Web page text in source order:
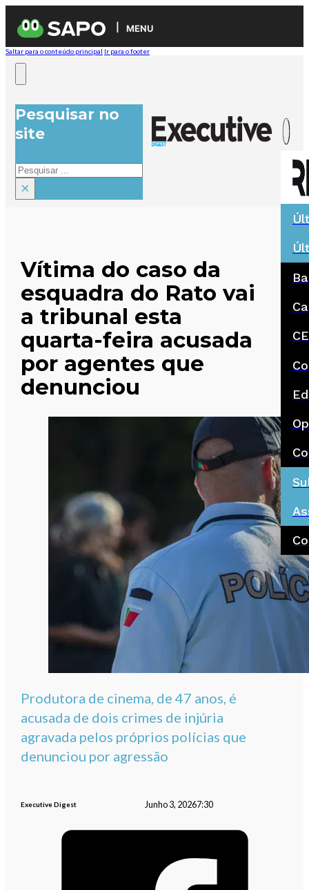
MENU
Saltar para o conteúdo principal Ir para o footer
Pesquisar no
site
Pesquisar
×
Vítima do caso da
esquadra do Rato vai
a tribunal esta
quarta-feira acusada
por agentes que
denunciou
Produtora de cinema, de 47 anos, é
acusada de dois crimes de injúria
agravada pelos próprios polícias que
denunciou por agressão
Executive Digest Junho 3, 20267:30